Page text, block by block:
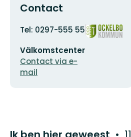
Contact
Adres
Tel: 0297-555 55
mailadres
Välkomstcenter
Contact via e-
mail
Organisatie-
logotype